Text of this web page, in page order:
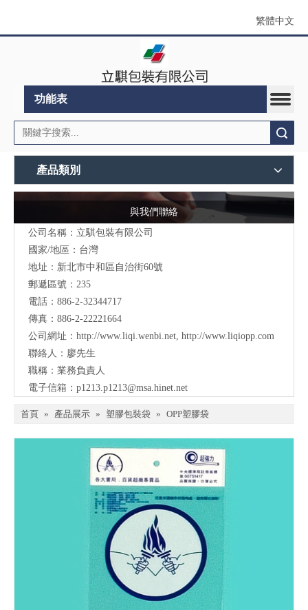
繁體中文
功能表
產品類別
與我們聯絡
公司名稱：立騏包裝有限公司
國家/地區：台灣
地址： 新北市中和區自治街60號
郵遞區號：235
電話：886-2-32344717
傳真：886-2-22221664
公司網址： http://www.liqi.wenbi.net http://www.liqiopp.com
聯絡人：廖先生
職稱：業務負責人
電子信箱： p1213.p1213@msa.hinet.net
首頁 » 產品展示 » 塑膠包裝袋 » OPP塑膠袋